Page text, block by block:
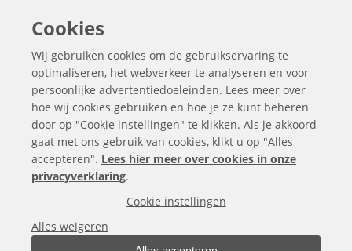
Ook Interessant
Contactgegevens
Cookies
Wij gebruiken cookies om de gebruikservaring te
optimaliseren, het webverkeer te analyseren en voor
persoonlijke advertentiedoeleinden. Lees meer over
hoe wij cookies gebruiken en hoe je ze kunt beheren
door op "Cookie instellingen" te klikken. Als je akkoord
gaat met ons gebruik van cookies, klikt u op "Alles
accepteren". Lees hier meer over cookies in onze
privacyverklaring.
Cookie instellingen
Alles weigeren